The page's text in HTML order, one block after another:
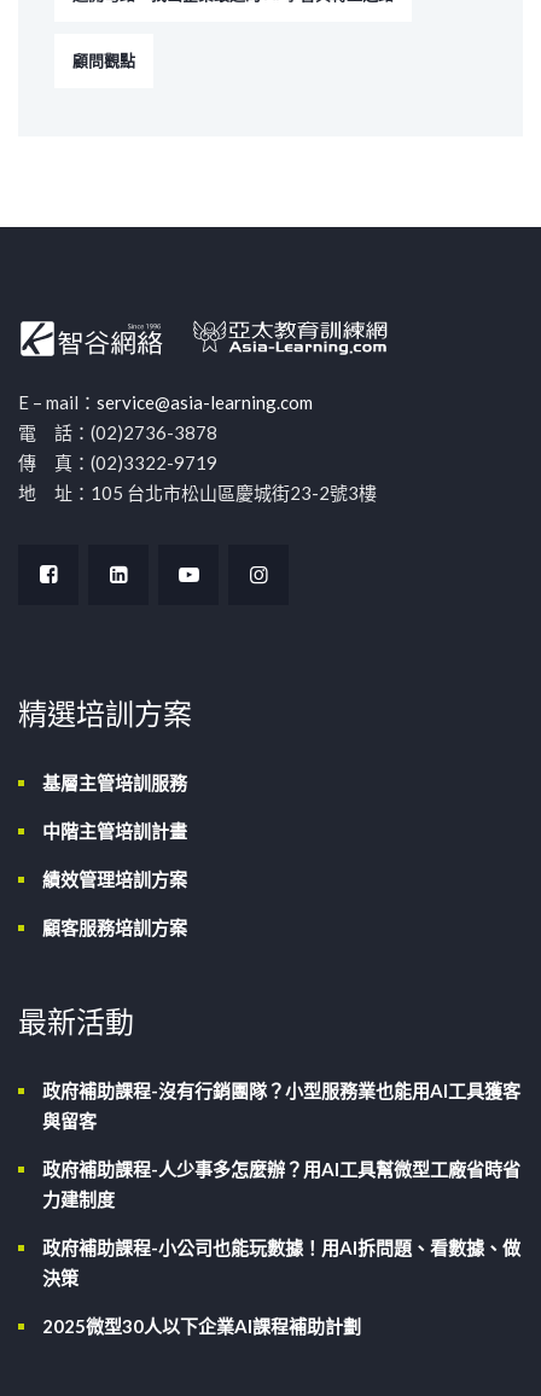
顧問觀點
E – mail： service@asia-learning.com
電 話：(02)2736-3878
傳 真：(02)3322-9719
地 址：105 台北市松山區慶城街23-2號3樓
精選培訓方案
基層主管培訓服務
中階主管培訓計畫
績效管理培訓方案
顧客服務培訓方案
最新活動
政府補助課程-沒有行銷團隊？小型服務業也能用AI工具獲客
與留客
政府補助課程-人少事多怎麼辦？用AI工具幫微型工廠省時省
力建制度
政府補助課程-小公司也能玩數據！用AI拆問題、看數據、做
決策
2025微型30人以下企業AI課程補助計劃